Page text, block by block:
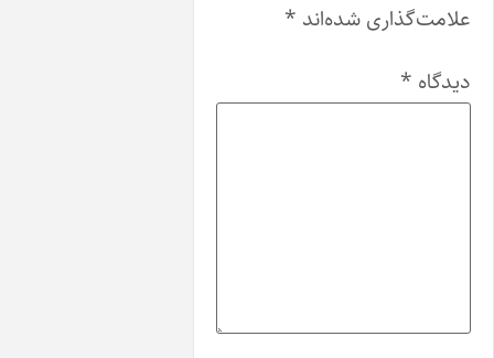
شده‌اند*